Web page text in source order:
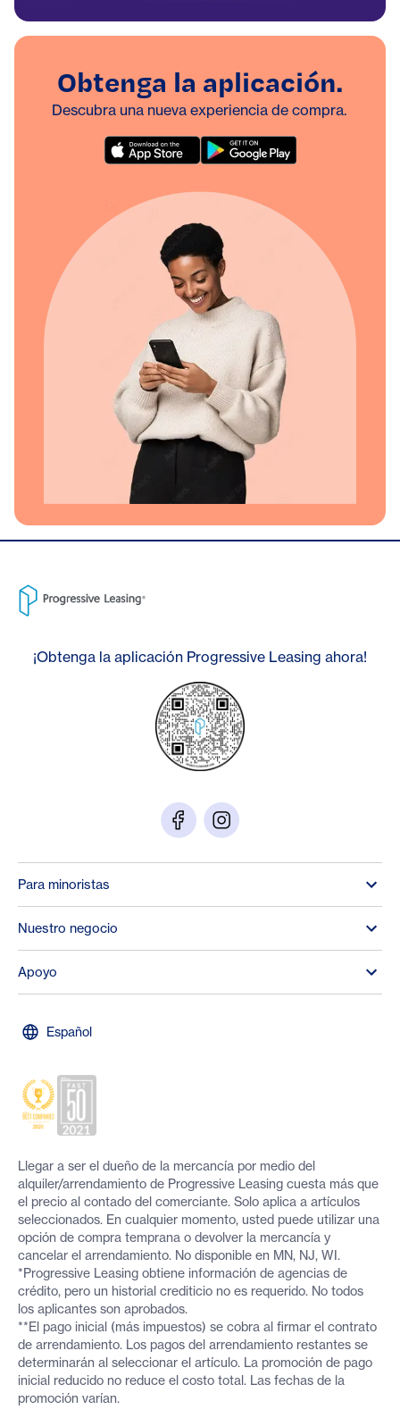
Obtenga la aplicación.
Descubra una nueva experiencia de compra.
¡Obtenga la aplicación Progressive Leasing ahora!
Para minoristas
Nuestro negocio
Apoyo
Español
Llegar a ser el dueño de la mercancía por medio del
alquiler/arrendamiento de Progressive Leasing cuesta más que
el precio al contado del comerciante. Solo aplica a artículos
seleccionados. En cualquier momento, usted puede utilizar una
opción de compra temprana o devolver la mercancía y
cancelar el arrendamiento. No disponible en MN, NJ, WI.
*Progressive Leasing obtiene información de agencias de
crédito, pero un historial crediticio no es requerido. No todos
los aplicantes son aprobados.
**El pago inicial (más impuestos) se cobra al firmar el contrato
de arrendamiento. Los pagos del arrendamiento restantes se
determinarán al seleccionar el artículo. La promoción de pago
inicial reducido no reduce el costo total. Las fechas de la
promoción varían.